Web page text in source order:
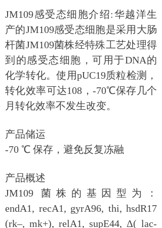
JM109感受态细胞介绍:华越洋生
产的JM109感受态细胞是采用大肠
杆菌JM109菌株经特殊工艺处理得
到的感受态细胞，可用于DNA的
化学转化。使用pUC19质粒检测，
转化效率可达108，-70℃保存几个
月转化效率不发生改变。
产品储运
-70 ℃ 保存，避免反复冻融
产品概述
JM109 菌株的基因型为：
endA1, recA1, gyrA96, thi, hsdR17
(rk–, mk+), relA1, supE44, Δ( lac-